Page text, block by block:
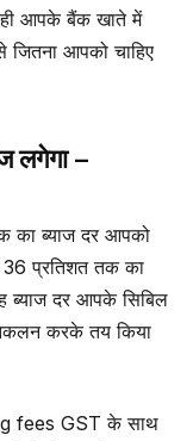
आपके बैंक खाते में
आपको चाहिए
लगेगा –
ब्याज दर आपको
36 प्रतिशत तक का
ब्याज दर आपके सिबिल
करके तय किया
fees GST के साथ